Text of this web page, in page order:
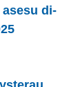
di-